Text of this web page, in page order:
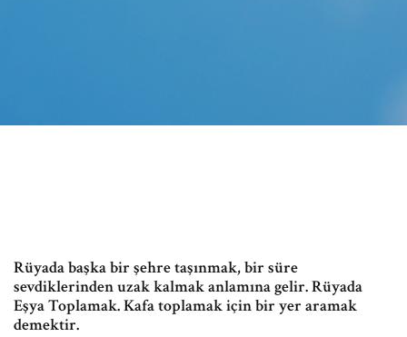
Rüyada başka bir şehre taşınmak, bir süre
sevdiklerinden uzak kalmak anlamına gelir. Rüyada
Eşya Toplamak. Kafa toplamak için bir yer aramak
demektir.